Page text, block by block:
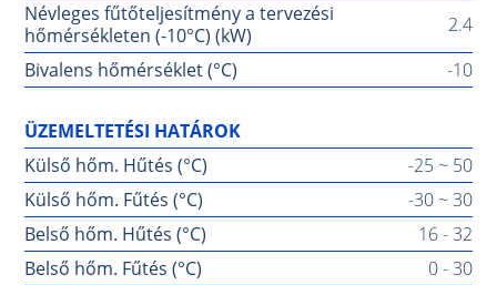
Névleges fűtőteljesítmény a tervezési
hőmérsékleten (-10°C) (kW)
2.4
Bivalens hőmérséklet (°C)
-10
ÜZEMELTETÉSI HATÁROK
Külső hőm. Hűtés (°C)
-25 ~ 50
Külső hőm. Fűtés (°C)
-30 ~ 30
Belső hőm. Hűtés (°C)
16 - 32
Belső hőm. Fűtés (°C)
0 - 30